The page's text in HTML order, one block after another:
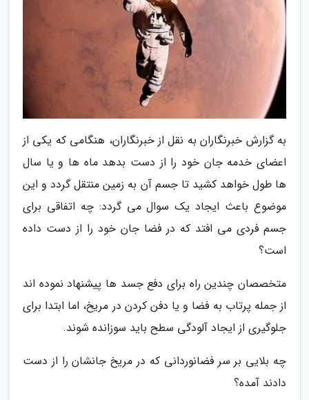
به گزارش خبرنگاران به نقل از خبرنگاران، هنگامی که یکی از
اعضای خدمه جان خود را از دست بدهد ماه ها و یا سال
ها طول خواهد کشید تا جسم آن به زمین منتقل گردد و این
موضوع باعث ایجاد یک سوال می گردد: چه اتفاقی برای
جسم فردی می افتد که در فضا جان خود را از دست داده
است؟
متخصصان چندین راه برای دفع جسد ها پیشنهاد نموده اند
از جمله پرتاب به فضا و یا دفن کردن در مریخ، اما ابتدا برای
جلوگیری از ایجاد آلودگی سطح باید سوزانده شوند.
چه بلایی بر سر فضانوردانی که در مریخ جانشان را از دست
دادند آمده؟